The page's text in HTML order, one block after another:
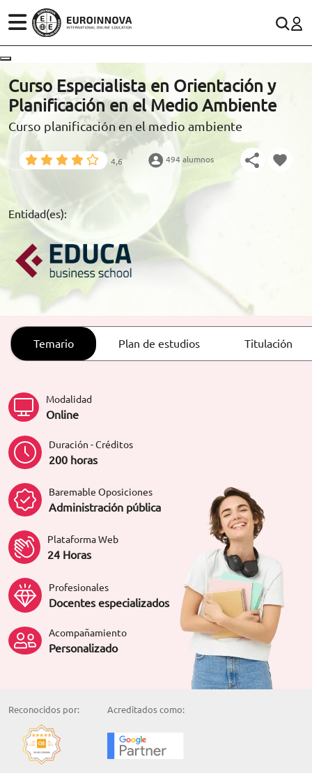
ESTUDIOS
CONOCE EUROINNOVA
RECURSOS EDUCATIVOS
ARTÍCULOS
(+34)958 050 200(gratuito en España)
900 831 200
formacion@euroinnova.com
TRABAJA CON NOSOTROS
Curso Especialista en Orientación y
Planificación en el Medio Ambiente
Curso planificación en el medio ambiente
4,6 494 alumnos
Entidad(es):
Temario Plan de estudios Titulación
Modalidad
Online
Duración - Créditos
200 horas
Baremable Oposiciones
Administración pública
Plataforma Web
24 Horas
Profesionales
Docentes especializados
Acompañamiento
Personalizado
Reconocidos por: Acreditados como: